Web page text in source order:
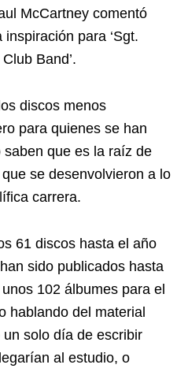
McCartney comentó
inspiración para ‘Sgt.
Band’.
discos menos
para quienes se han
que es la raíz de
se desenvolvieron a lo
carrera.
61 discos hasta el año
sido publicados hasta
102 álbumes para el
hablando del material
un solo día de escribir
al estudio, o